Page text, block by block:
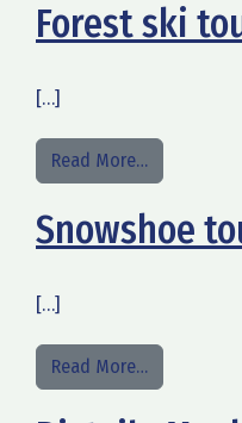
Forest ski
[…]
Read More…from Forest
Snowshoe
[…]
Read More…from